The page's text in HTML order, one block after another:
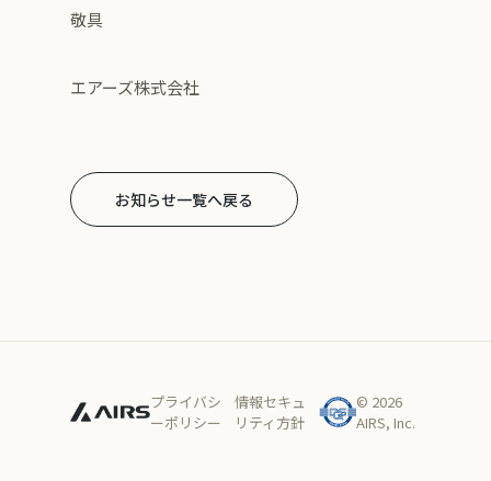
敬具
エアーズ株式会社
お知らせ一覧へ戻る
プライバシ
ーポリシー
情報セキュ
リティ方針
© 2026
AIRS, Inc.